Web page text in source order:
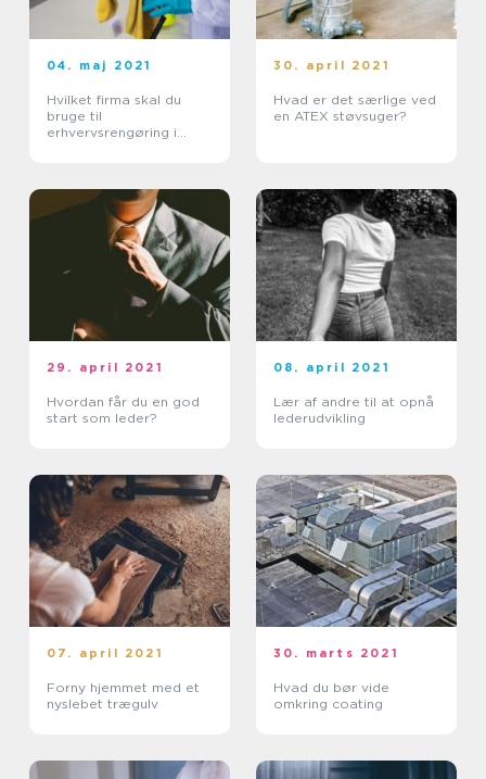
04. maj 2021
Hvilket firma skal du
bruge til
erhvervsrengøring i
30. april 2021
Hvad er det særlige ved
en ATEX støvsuger?
29. april 2021
Hvordan får du en god
start som leder?
08. april 2021
Lær af andre til at opnå
lederudvikling
07. april 2021
Forny hjemmet med et
nyslebet trægulv
30. marts 2021
Hvad du bør vide
omkring coating